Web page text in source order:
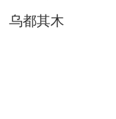
都其木